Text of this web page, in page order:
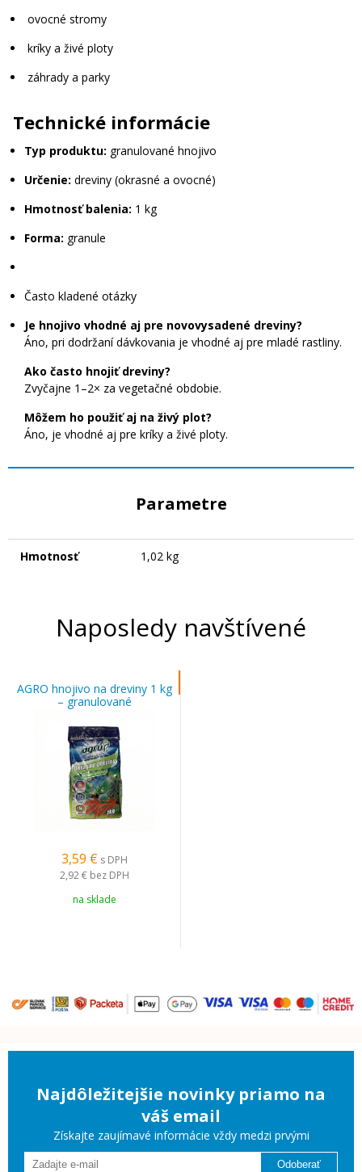
ovocné stromy
kríky a živé ploty
záhrady a parky
Technické informácie
Typ produktu: granulované hnojivo
Určenie: dreviny (okrasné a ovocné)
Hmotnosť balenia: 1 kg
Forma: granule
Často kladené otázky
Je hnojivo vhodné aj pre novovysadené dreviny?
Áno, pri dodržaní dávkovania je vhodné aj pre mladé rastliny.
Ako často hnojiť dreviny?
Zvyčajne 1–2× za vegetačné obdobie.
Môžem ho použiť aj na živý plot?
Áno, je vhodné aj pre kríky a živé ploty.
Parametre
Hmotnosť 1,02 kg
Naposledy navštívené
AGRO hnojivo na dreviny 1 kg
– granulované
3,59 € s DPH
2,92 € bez DPH
na sklade
Najdôležitejšie novinky priamo na
váš email
Získajte zaujímavé informácie vždy medzi prvými
Odoberať